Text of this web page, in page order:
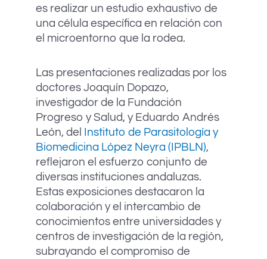
es realizar un estudio exhaustivo de
una célula específica en relación con
el microentorno que la rodea.
Las presentaciones realizadas por los
doctores Joaquín Dopazo,
investigador de la Fundación
Progreso y Salud, y Eduardo Andrés
León, del Instituto de Parasitología y
Biomedicina López Neyra (IPBLN),
reflejaron el esfuerzo conjunto de
diversas instituciones andaluzas.
Estas exposiciones destacaron la
colaboración y el intercambio de
conocimientos entre universidades y
centros de investigación de la región,
subrayando el compromiso de